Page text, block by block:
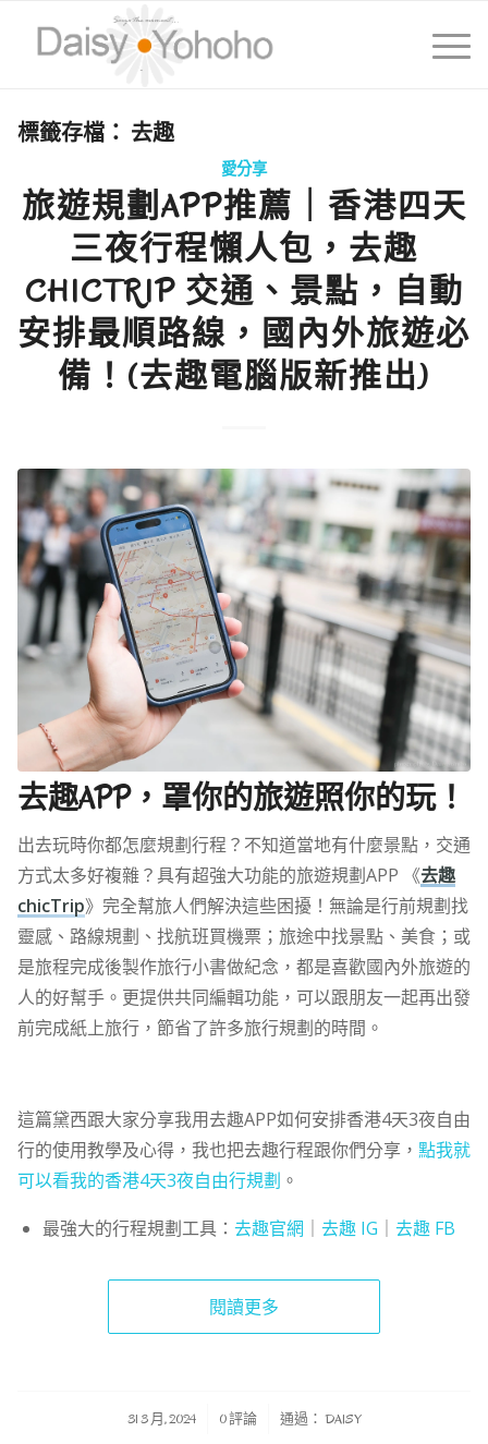
標籤存檔： 去趣
愛分享
旅遊規劃APP推薦｜香港四天
三夜行程懶人包，去趣
CHICTRIP 交通、景點，自動
安排最順路線，國內外旅遊必
備！(去趣電腦版新推出)
去趣APP，罩你的旅遊照你的玩！
出去玩時你都怎麼規劃行程？不知道當地有什麼景點，交通
方式太多好複雜？具有超強大功能的旅遊規劃APP 《去趣
chicTrip》完全幫旅人們解決這些困擾！無論是行前規劃找
靈感、路線規劃、找航班買機票；旅途中找景點、美食；或
是旅程完成後製作旅行小書做紀念，都是喜歡國內外旅遊的
人的好幫手。更提供共同編輯功能，可以跟朋友一起再出發
前完成紙上旅行，節省了許多旅行規劃的時間。
這篇黛西跟大家分享我用去趣APP如何安排香港4天3夜自由
行的使用教學及心得，我也把去趣行程跟你們分享， 點我就
可以看我的香港4天3夜自由行規劃 。
最強大的行程規劃工具： 去趣官網 去趣 IG 去趣 FB
閱讀更多
31 3 月, 2024
/ 0 評論 通過： DAISY